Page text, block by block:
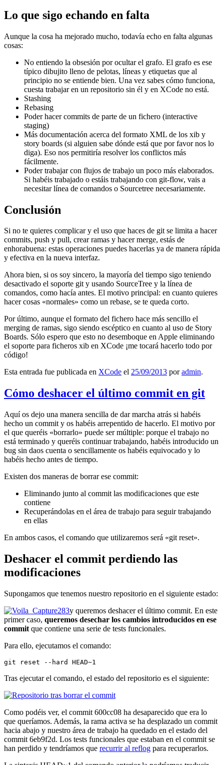
Lo que sigo echando en falta
Aunque la cosa ha mejorado mucho, todavía echo en falta algunas
cosas:
No entiendo la obsesión por ocultar el grafo. El grafo es ese
típico dibujito lleno de pelotas, líneas y etiquetas que al
principio no se entiende bien. Una vez sabes cómo funciona,
cuesta trabajar en un repositorio sin él y en XCode no está.
Stashing
Rebasing
Poder hacer commits de parte de un fichero (interactive
staging)
Más documentación acerca del formato XML de los xib y
story boards (si alguien sabe dónde está que por favor nos lo
diga). Eso nos permitiría resolver los conflictos más
fácilmente.
Poder trabajar con flujos de trabajo un poco más elaborados.
Si habéis trabajado o estáis trabajando con git-flow, vais a
necesitar línea de comandos o Sourcetree necesariamente.
Conclusión
Si no te quieres complicar y el uso que haces de git se limita a hacer
commits, push y pull, crear ramas y hacer merge, estás de
enhorabuena: estas operaciones puedes hacerlas ya de manera rápida
y efectiva en la nueva interfaz.
Ahora bien, si os soy sincero, la mayoría del tiempo sigo teniendo
desactivado el soporte git y usando SourceTree y la línea de
comandos, como hacía antes. El motivo principal: en cuanto quieres
hacer cosas «normales» como un rebase, se te queda corto.
Por último, aunque el formato del fichero hace más sencillo el
merging de ramas, sigo siendo escéptico en cuanto al uso de Story
Boards. Sólo espero que esto no desemboque en Apple eliminando
el soporte para ficheros xib en XCode ¡me tocará hacerlo todo por
código!
Esta entrada fue publicada en XCode el 25/09/2013 poradmin.
Cómo deshacer el último commit en git
Aquí os dejo una manera sencilla de dar marcha atrás si habéis
hecho un commit y os habéis arrepentido de hacerlo. El motivo por
el que queréis «borrarlo» puede ser múltiple: porque el trabajo no
está terminado y queréis continuar trabajando, habéis introducido un
bug sin daos cuenta o sencillamente os habéis equivocado y lo
habéis hecho antes de tiempo.
Existen dos maneras de borrar ese commit:
Eliminando junto al commit las modificaciones que este
contiene
Recuperándolas en el área de trabajo para seguir trabajando
en ellas
En ambos casos, el comando que utilizaremos será «git reset».
Deshacer el commit perdiendo las
modificaciones
Supongamos que tenemos nuestro repositorio en el siguiente estado:
y queremos deshacer el último commit. En este
primer caso, queremos desechar los cambios introducidos en ese
commit que contiene una serie de tests funcionales.
Para ello, ejecutamos el comando:
git reset --hard HEAD~1
Tras ejecutar el comando, el estado del repositorio es el siguiente:
Como podéis ver, el commit 600cc08 ha desaparecido que era lo
que queríamos. Además, la rama activa se ha desplazado un commit
hacia abajo y nuestro área de trabajo ha quedado en el estado del
commit 6eb9f2d. Los tests funcionales que estaban en el commit se
han perdido y tendríamos que recurrir al reflog para recuperarlos.